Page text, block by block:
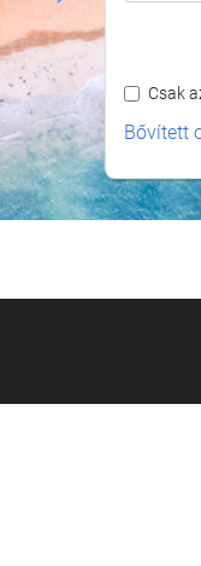
Csak
Bővített